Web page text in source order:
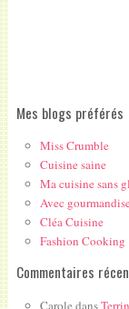
Mes blogs préférés
Miss Crumble
Cuisine saine
Ma cuisine sans
Avec
Cléa Cuisine
Fashion Cooking
Commentaires
Carole dans